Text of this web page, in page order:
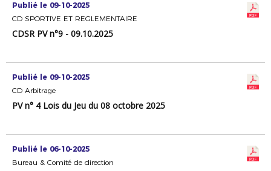
Publié le 09-10-2025
CD SPORTIVE ET REGLEMENTAIRE
CDSR PV n°9 - 09.10.2025
Publié le 09-10-2025
CD Arbitrage
PV n° 4 Lois du Jeu du 08 octobre 2025
Publié le 06-10-2025
Bureau & Comité de direction